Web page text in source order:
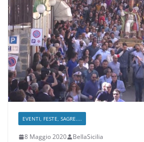
EVENTI, FESTE, SAGRE....
8 Maggio 2020 BellaSicilia